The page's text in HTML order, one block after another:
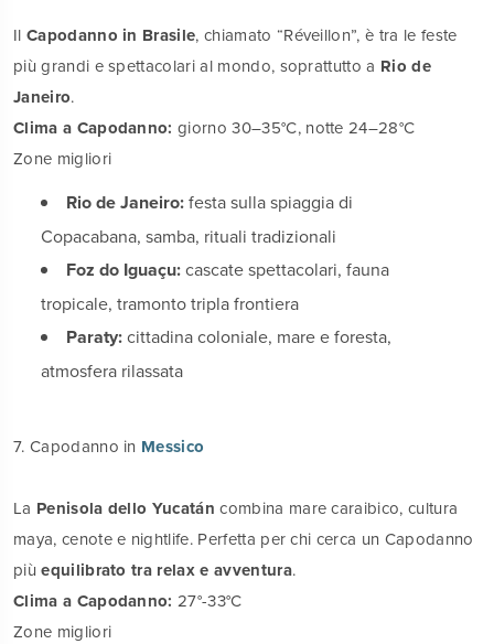
Il Capodanno in Brasile, chiamato “Réveillon”, è tra le feste
più grandi e spettacolari al mondo, soprattutto a Rio de
Janeiro.
Clima a Capodanno: giorno 30–35°C, notte 24–28°C
Zone migliori
Rio de Janeiro:festa sulla spiaggia di
Copacabana, samba, rituali tradizionali
Foz do Iguaçu:cascate spettacolari, fauna
tropicale, tramonto tripla frontiera
Paraty:cittadina coloniale, mare e foresta,
atmosfera rilassata
7. Capodanno in Messico
La Penisola dello Yucatán combina mare caraibico, cultura
maya, cenote e nightlife. Perfetta per chi cerca un Capodanno
piùequilibrato tra relax e avventura.
Clima a Capodanno: 27°-33°C
Zone migliori